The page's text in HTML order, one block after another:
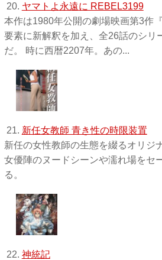
20. ヤマトよ永遠に REBEL3199
本作は1980年公開の劇場映画第3作
要素に新解釈を加え、全26話のシリ
だ。 時に西暦2207年。あの...
21. 新任女教師 青き性の時限装置
新任の女性教師の生態を綴るオリジ
女優陣のヌードシーンや濡れ場をセ
る。
22. 神統記